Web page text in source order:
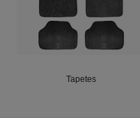
Tapetes